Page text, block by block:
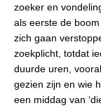
zoeker en
als eerste de
zich gaan
zoekplicht, totdat
duurde uren,
gezien zijn en wie
een middag van